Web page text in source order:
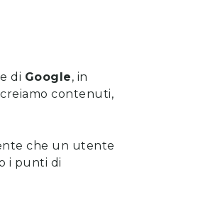
di Google, in
creiamo contenuti,
che un utente
i punti di